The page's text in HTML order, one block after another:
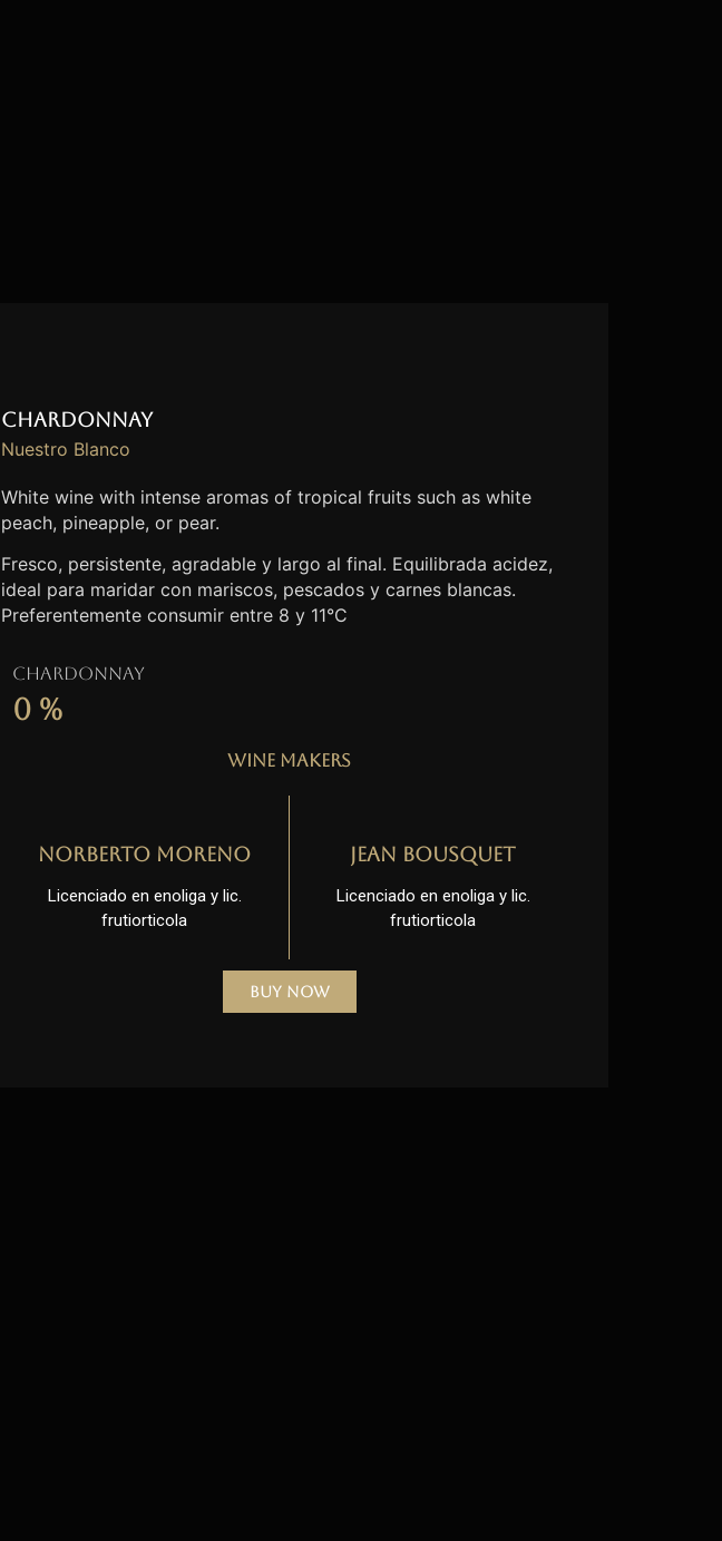
Chardonnay
Nuestro Blanco
White wine with intense aromas of tropical fruits such as white
peach, pineapple, or pear.
Fresco, persistente, agradable y largo al final. Equilibrada acidez,
ideal para maridar con mariscos, pescados y carnes blancas.
Preferentemente consumir entre 8 y 11°C
Chardonnay
0 %
Wine Makers
Norberto Moreno
Licenciado en enoliga y lic.
frutiorticola
Jean Bousquet
Licenciado en enoliga y lic.
frutiorticola
Buy Now